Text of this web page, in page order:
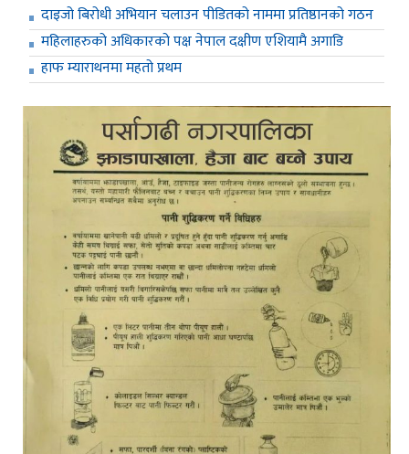
दाइजो बिरोधी अभियान चलाउन पीडितको नाममा प्रतिष्ठानको गठन
महिलाहरुको अधिकारको पक्ष नेपाल दक्षीण एशियामै अगाडि
हाफ म्याराथनमा महतो प्रथम